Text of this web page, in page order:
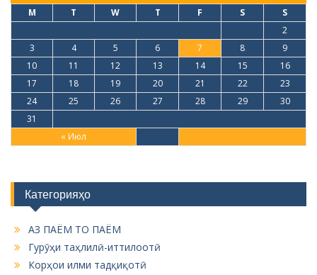
M T W T F S S
« Июл
2
3
4 5 6 7 8
9
10
11 12 13 14 15
16
17
18 19 20 21 22
23
24
25 26 27 28 29
30
31
Категорияҳо
АЗ ПАЁМ ТО ПАЁМ
Гурӯҳи таҳлилӣ-иттилоотӣ
Корҳои илми тадқиқотӣ